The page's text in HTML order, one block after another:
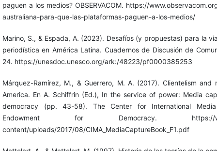
paguen a los medios? OBSERVACOM. https://
australiana-para-que-las-plataformas-paguen-a-los-medios/
Marino, S., & Espada, A. (2023). Desafíos (y propuestas) para la
periodística en América Latina. Cuadernos de Discusión de
24. https://unesdoc.unesco.org/ark:/48223/pf0000385253
Márquez-Ramírez, M., & Guerrero, M. A. (2017). Clientelism
America. En A. Schiffrin (Ed.), In the service of power: Media
democracy (pp. 43-58). The Center for International Media
Endowment for Democracy. https://
content/uploads/2017/08/CIMA_MediaCaptureBook_F1.pdf